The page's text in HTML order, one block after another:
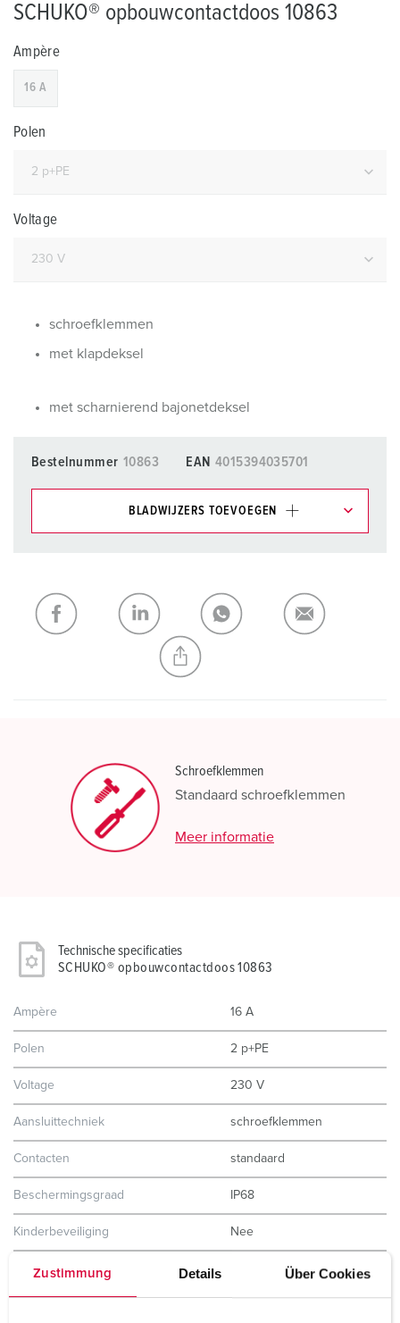
Zustimmung Details Über Cookies
SCHUKO® opbouwcontactdoos 10863
Ampère
16 A
Polen
Voltage
schroefklemmen
met klapdeksel
met scharnierend bajonetdeksel
Bestelnummer 10863 EAN 4015394035701
BLADWIJZERS TOEVOEGEN
Mijn lijst TOEVOEGEN
NIEUW LIJST MAKEN
Schroefklemmen
Standaard schroefklemmen
Meer informatie
Technische specificaties
SCHUKO® opbouwcontactdoos 10863
Ampère 16 A
Polen 2 p+PE
Voltage 230 V
Aansluittechniek schroefklemmen
Contacten standaard
Beschermingsgraad IP68
Kinderbeveiliging Nee
Gewicht